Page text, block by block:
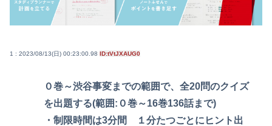
1 : 2023/08/13(日) 00:23:00.98 ID:tVtJXAUG0
０巻～渋谷事変までの範囲で、全20問のクイズ
を出題する(範囲:０巻～16巻136話まで)
・制限時間は3分間 １分たつごとにヒント出